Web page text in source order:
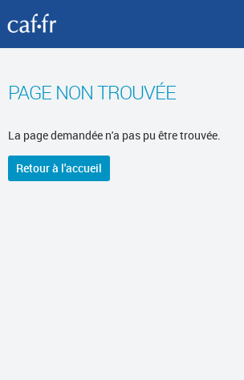
PAGE NON TROUVÉE
La page demandée n'a pas pu être trouvée.
Retour à l'accueil